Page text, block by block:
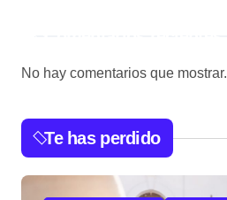
No hay comentarios que mostrar.
Te has perdido